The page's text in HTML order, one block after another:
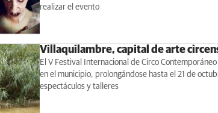
realizar el evento
Villaquilambre, capital de arte
El V Festival Internacional de Circo
en el municipio, prolongándose hasta el 21 de
espectáculos y talleres